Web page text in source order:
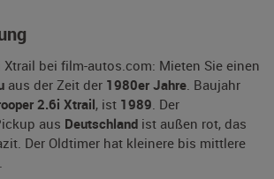
bei film-autos.com: Mieten Sie einen
aus der Zeit der 1980er Jahre. Baujahr
2.6i Xtrail, ist 1989. Der
aus Deutschland ist außen rot, das
Der Oldtimer hat kleinere bis mittlere